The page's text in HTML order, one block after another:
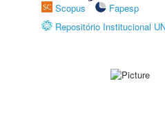
Scopus
Fapesp
Repositório Institucional